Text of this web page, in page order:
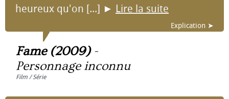
heureux qu'on [...] ► Lire la suite
Explication ➤
Fame (2009)-
Personnage inconnu
Film / Série